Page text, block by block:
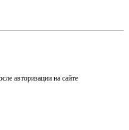
авторизации на сайте